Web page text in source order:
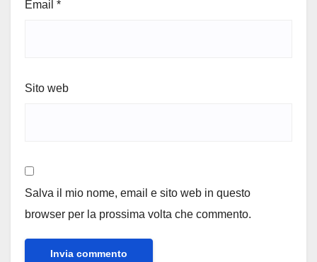
Email *
Sito web
Salva il mio nome, email e sito web in questo
browser per la prossima volta che commento.